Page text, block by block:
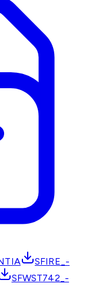
SFIRE_-
SFWST742_-